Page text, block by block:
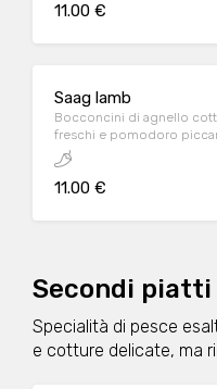
11.00 €
Saag lamb
Bocconcini di agnello
freschi e pomodoro
11.00 €
Secondi piatti
Specialità di pesce
e cotture delicate, ma